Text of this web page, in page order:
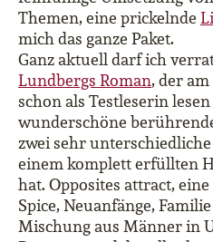
Themen, eine prickelnde
mich das ganze Paket.
Ganz aktuell darf ich
Lundbergs Roman, der
schon als Testleserin
wunderschöne
zwei sehr
einem komplett erfüllten
hat. Opposites attract,
Spice, Neuanfänge,
Mischung aus Männer in